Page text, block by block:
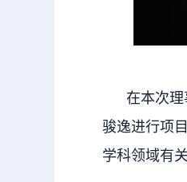
在本次理
骏逸进行项
学科领域有